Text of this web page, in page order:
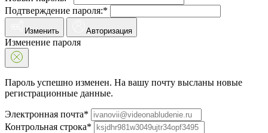
Подтверждение пароля:*
Изменить Авторизация
Изменение пароля
Пароль успешно изменен. На вашу почту высланы новые
регистрационные данные.
Электронная почта*
Контрольная строка*